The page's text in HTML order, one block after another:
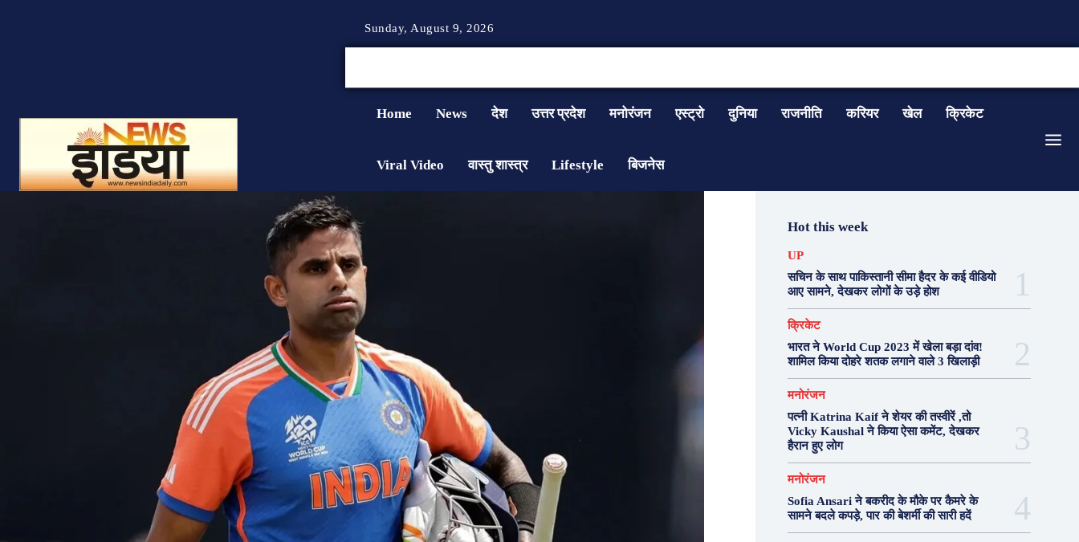
Sunday, August 9, 2026
Home News देश उत्तर प्रदेश मनोरंजन एस्ट्रो दुनिया राजनीति करियर खेल क्रिकेट
Viral Video वास्तु शास्त्र Lifestyle बिजनेस
Hot this week
UP
सचिन के साथ पाकिस्तानी सीमा हैदर के कई वीडियो
आए सामने, देखकर लोगों के उड़े होश
क्रिकेट
भारत ने World Cup 2023 में खेला बड़ा दांव!
शामिल किया दोहरे शतक लगाने वाले 3 खिलाड़ी
मनोरंजन
पत्नी Katrina Kaif ने शेयर की तस्वीरें ,तो
Vicky Kaushal ने किया ऐसा कमेंट, देखकर
हैरान हुए लोग
मनोरंजन
Sofia Ansari ने बकरीद के मौके पर कैमरे के
सामने बदले कपड़े, पार की बेशर्मी की सारी हदें